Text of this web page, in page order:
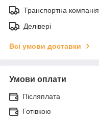
Транспортна компанія
Делівері
Всі умови доставки
Умови оплати
Післяплата
Готівкою